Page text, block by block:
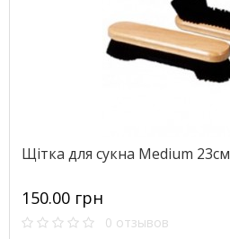
Щітка для сукна Medium 23см
150.00 грн
0 отзывов